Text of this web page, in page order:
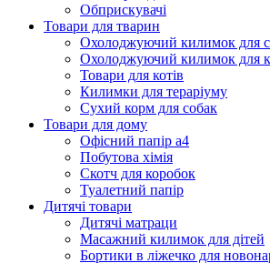
Обприскувачі
Товари для тварин
Охолоджуючий килимок для
Охолоджуючий килимок для
Товари для котів
Килимки для тераріуму
Сухий корм для собак
Товари для дому
Офісний папір а4
Побутова хімія
Скотч для коробок
Туалетний папір
Дитячі товари
Дитячі матраци
Масажний килимок для дітей
Бортики в ліжечко для